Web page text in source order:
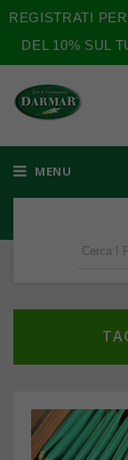
REGISTRATI
DEL 10% SUL
MENU